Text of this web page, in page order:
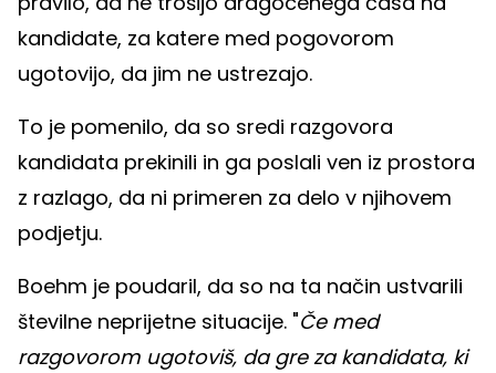
kandidate, za katere med pogovorom
ugotovijo, da jim ne ustrezajo.
To je pomenilo, da so sredi razgovora
kandidata prekinili in ga poslali ven iz prostora
z razlago, da ni primeren za delo v njihovem
podjetju.
Boehm je poudaril, da so na ta način ustvarili
številne neprijetne situacije. "Če med
razgovorom ugotoviš, da gre za kandidata, ki